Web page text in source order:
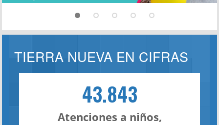
TIERRA NUEVA EN CIFRAS
43.843
Atenciones a niños,